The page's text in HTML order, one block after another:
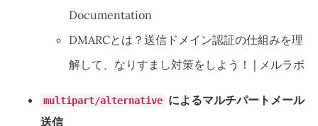
Documentation
DMARCとは？送信ドメイン認証の仕組みを理
解して、なりすまし対策をしよう！ | メルラボ
multipart/alternative によるマルチパートメール
送信